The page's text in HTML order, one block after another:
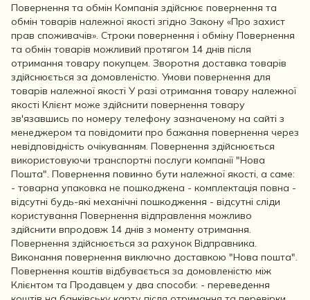
Повернення та обмін Компанія здійснює повернення та
обмін товарів належної якості згідно Закону «Про захист
прав споживачів». Строки повернення і обміну Повернення
та обмін товарів можливий протягом 14 днів після
отримання товару покупцем. Зворотня доставка товарів
здійснюється за домовленістю. Умови повернення для
товарів належної якості У разі отримання товару належної
якості Клієнт може здійснити повернення товару
зв'язавшись по номеру телефону зазначеному на сайті з
менеджером та повідомити про бажання повернення через
невідповідність очікуванням. Повернення здійснюється
використовуючи транспортні послуги компанії "Нова
Пошта". Повернення повинно бути належної якості, а саме:
- товарна упаковка не пошкоджена - комплектація повна -
відсутні будь-які механічні пошкодження - відсутні сліди
користування Повернення відправлення можливо
здійснити впродовж 14 днів з моменту отримання.
Повернення здійснюється за рахунок Відправника.
Виконання повернення виключно доставкою "Нова пошта".
Повернення коштів відбувається за домовленістю між
Клієнтом та Продавцем у два способи: - переведення